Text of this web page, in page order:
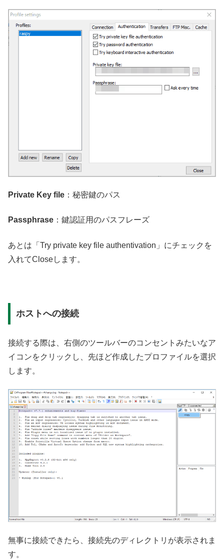
Private Key file ：秘密鍵のパス
Passphrase ：鍵認証用のパスフレーズ
あとは「Try private key file authentivation」にチェックを
入れてCloseします。
ホストへの接続
接続する際は、右側のツールバーのコンセントみたいなア
イコンをクリックし、先ほど作成したプロファイルを選択
します。
無事に接続できたら、接続先のディレクトリが表示されま
す。